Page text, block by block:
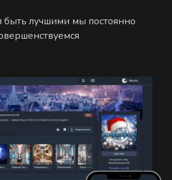
быть лучшими мы постоянно